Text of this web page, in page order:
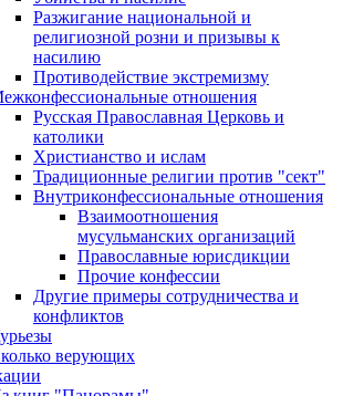
Разжигание национальной и
религиозной розни и призывы к
насилию
Противодействие экстремизму
отношения
Русская Православная Церковь и
католики
Христианство и ислам
Традиционные религии против "сект"
Внутриконфессиональные отношения
Взаимоотношения
мусульманских организаций
Православные юрисдикции
Прочие конфессии
Другие примеры сотрудничества и
конфликтов
верующих